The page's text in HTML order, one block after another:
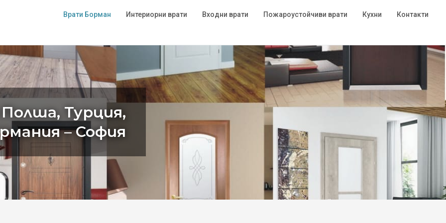
Врати Борман Интериорни врати Входни врати Пожароустойчиви врати Кухни Контакти
Турция,
– София